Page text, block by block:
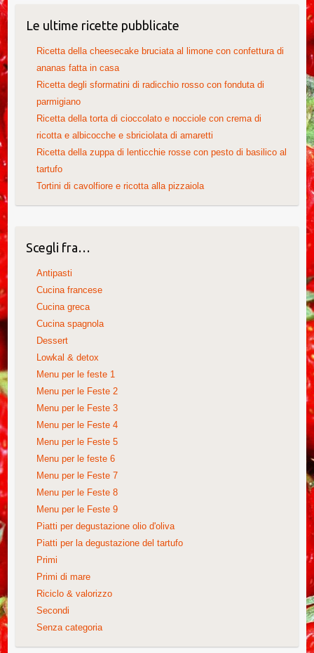
Le ultime ricette pubblicate
Ricetta della cheesecake bruciata al limone con confettura di
ananas fatta in casa
Ricetta degli sformatini di radicchio rosso con fonduta di
parmigiano
Ricetta della torta di cioccolato e nocciole con crema di
ricotta e albicocche e sbriciolata di amaretti
Ricetta della zuppa di lenticchie rosse con pesto di basilico al
tartufo
Tortini di cavolfiore e ricotta alla pizzaiola
Scegli fra…
Antipasti
Cucina francese
Cucina greca
Cucina spagnola
Dessert
Lowkal & detox
Menu per le feste 1
Menu per le Feste 2
Menu per le Feste 3
Menu per le Feste 4
Menu per le Feste 5
Menu per le feste 6
Menu per le Feste 7
Menu per le Feste 8
Menu per le Feste 9
Piatti per degustazione olio d'oliva
Piatti per la degustazione del tartufo
Primi
Primi di mare
Riciclo & valorizzo
Secondi
Senza categoria